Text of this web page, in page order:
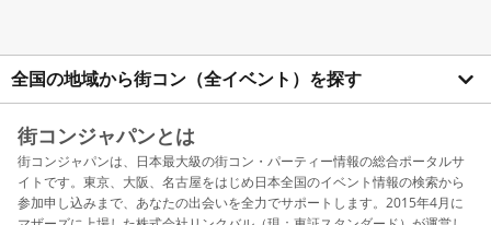
全国の地域から街コン（全イベント）を探す
街コンジャパンとは
街コンジャパンは、日本最大級の街コン・パーティー情報の総合ポータルサ
イトです。東京、大阪、名古屋をはじめ日本全国のイベント情報の検索から
参加申し込みまで、あなたの出会いを全力でサポートします。2015年4月に